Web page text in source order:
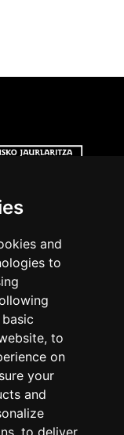
and
to
, to
on
your
and
, to deliver